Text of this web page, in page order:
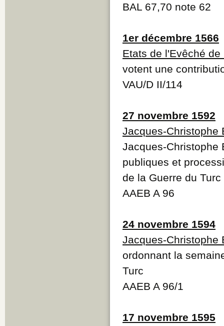
BAL 67,70 note 62
1er décembre 1566
Etats de l'Evêché de
votent une
VAU/D II/114
27 novembre 1592
Jacques-Christophe
Jacques-Christophe
publiques et
de la Guerre du Turc
AAEB A 96
24 novembre 1594
Jacques-Christophe
ordonnant la
Turc
AAEB A 96/1
17 novembre 1595